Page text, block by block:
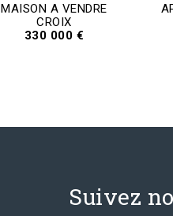
MAISON A VENDRE
CROIX
330 000 €
Suivez